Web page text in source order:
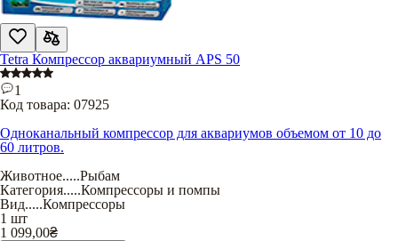
Tetra Компрессор аквариумный APS 50
1
Код товара: 07925
Одноканальный компрессор для аквариумов объемом от 10 до
60 литров.
Животное.....Рыбам
Категория.....Компрессоры и помпы
Вид.....Компрессоры
1 шт
1 099,00₴